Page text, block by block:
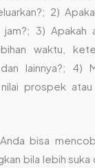
2)
3) Apakah
waktu,
lainnya?; 4)
prospek
bisa
bila lebih suka